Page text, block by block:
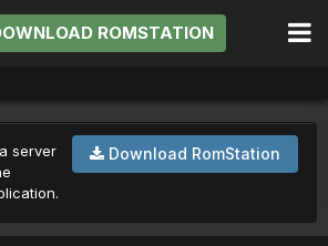
ROMSTATION
Download RomStation
server